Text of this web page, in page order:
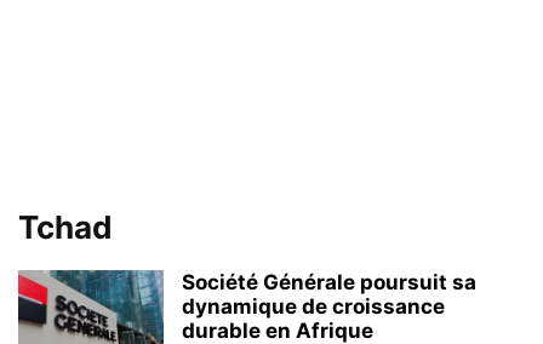
Tchad
Société Générale poursuit sa
dynamique de croissance
durable en Afrique